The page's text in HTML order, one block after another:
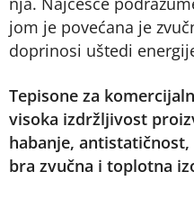
jom je po­ve­ća­na je
do­pri­no­si ušte­di
Te­pi­so­ne za
vi­so­ka iz­dr­žlji­vost
ha­ba­nje,
bra zvuč­na i to­plot­na